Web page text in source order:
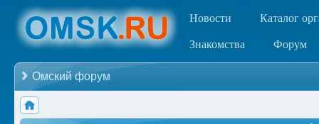
Новости Каталог
Знакомства Форум
Омский форум